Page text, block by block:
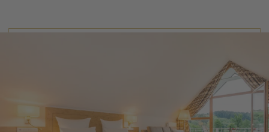
Diese Zimmer sind mit einer modernen